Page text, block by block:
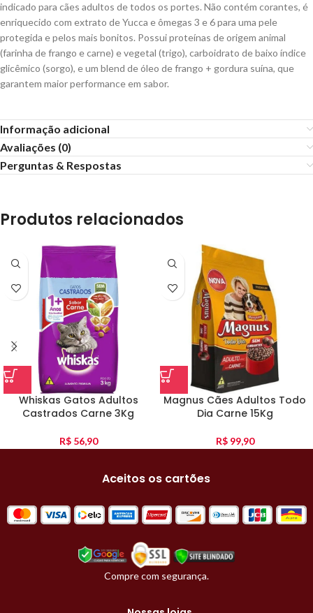
indicado para cães adultos de todos os portes. Não contém corantes, é
enriquecido com extrato de Yucca e ômegas 3 e 6 para uma pele
protegida e pelos mais bonitos. Possui proteínas de origem animal
(farinha de frango e carne) e vegetal (trigo), carboidrato de baixo índice
glicêmico (sorgo), e um blend de óleo de frango + gordura suína, que
garantem maior performance em sabor.
Informação adicional
Avaliações (0)
Perguntas & Respostas
Produtos relacionados
Whiskas Gatos Adultos
Castrados Carne 3Kg
R$56,90
Magnus Cães Adultos Todo
Dia Carne 15Kg
R$99,90
Aceitos os cartões
Compre com segurança.